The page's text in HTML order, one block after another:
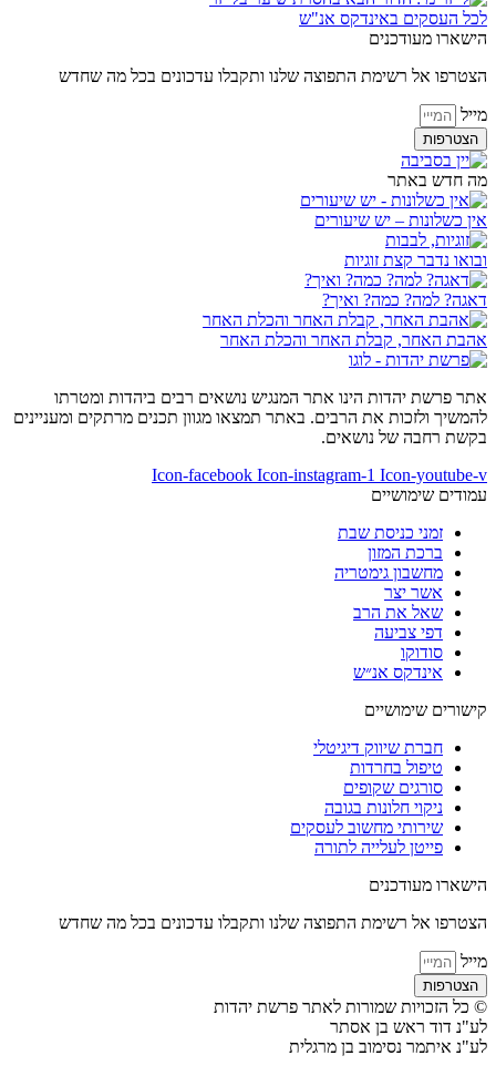
לכל העסקים באינדקס אנ"ש
הישארו מעודכנים
הצטרפו אל רשימת התפוצה שלנו ותקבלו עדכונים בכל מה שחדש
מייל
הצטרפות
מה חדש באתר
אין כשלונות – יש שיעורים
ובואו נדבר קצת זוגיות
דאגה? למה? כמה? ואיך?
אהבת האחר, קבלת האחר והכלת האחר
אתר פרשת יהדות הינו אתר המנגיש נושאים רבים ביהדות ומטרתו
להמשיך ולזכות את הרבים. באתר תמצאו מגוון תכנים מרתקים ומעניינים
בקשת רחבה של נושאים.
Icon-facebook Icon-instagram-1 Icon-youtube-v
עמודים שימושיים
זמני כניסת שבת
ברכת המזון
מחשבון גימטריה
אשר יצר
שאל את הרב
דפי צביעה
סודוקו
אינדקס אנ״ש
קישורים שימושיים
חברת שיווק דיגיטלי
טיפול בחרדות
סורגים שקופים
ניקוי חלונות בגובה
שירותי מחשוב לעסקים
פייטן לעלייה לתורה
הישארו מעודכנים
הצטרפו אל רשימת התפוצה שלנו ותקבלו עדכונים בכל מה שחדש
מייל
הצטרפות
© כל הזכויות שמורות לאתר פרשת יהדות
לע"נ דוד ראש בן אסתר
לע"נ איתמר נסימוב בן מרגלית